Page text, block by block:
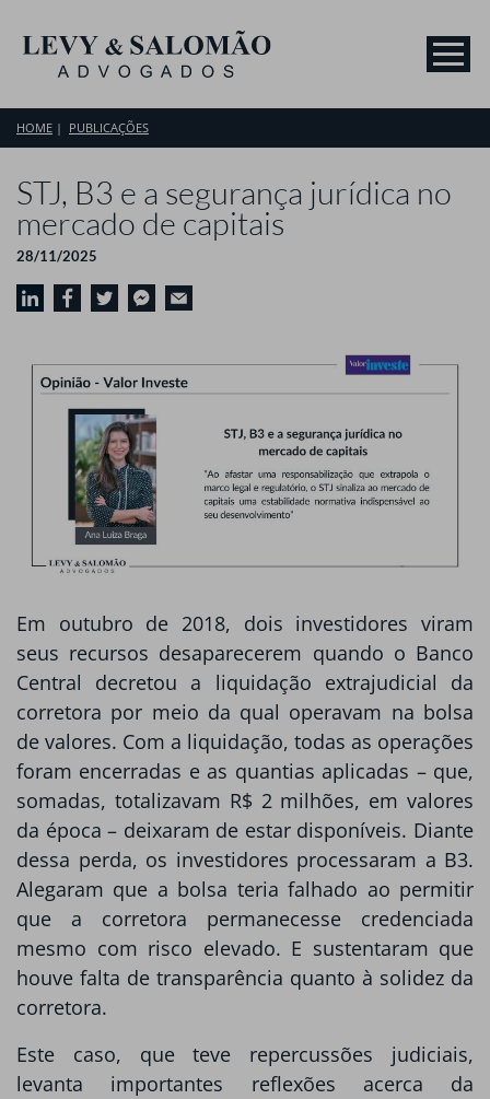
HOME PUBLICAÇÕES
STJ, B3 e a segurança jurídica no
mercado de capitais
28/11/2025
Em outubro de 2018, dois investidores viram
seus recursos desaparecerem quando o Banco
Central decretou a liquidação extrajudicial da
corretora por meio da qual operavam na bolsa
de valores. Com a liquidação, todas as operações
foram encerradas e as quantias aplicadas – que,
somadas, totalizavam R$ 2 milhões, em valores
da época – deixaram de estar disponíveis. Diante
dessa perda, os investidores processaram a B3.
Alegaram que a bolsa teria falhado ao permitir
que a corretora permanecesse credenciada
mesmo com risco elevado. E sustentaram que
houve falta de transparência quanto à solidez da
corretora.
Este caso, que teve repercussões judiciais,
levanta importantes reflexões acerca da